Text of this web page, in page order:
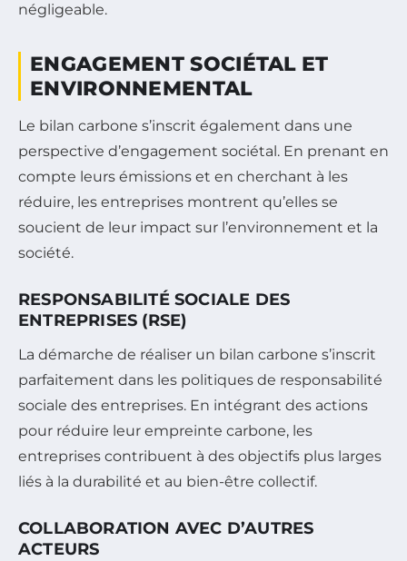
négligeable.
ENGAGEMENT SOCIÉTAL ET
ENVIRONNEMENTAL
Le bilan carbone s’inscrit également dans une
perspective d’engagement sociétal. En prenant en
compte leurs émissions et en cherchant à les
réduire, les entreprises montrent qu’elles se
soucient de leur impact sur l’environnement et la
société.
RESPONSABILITÉ SOCIALE DES
ENTREPRISES (RSE)
La démarche de réaliser un bilan carbone s’inscrit
parfaitement dans les politiques de responsabilité
sociale des entreprises. En intégrant des actions
pour réduire leur empreinte carbone, les
entreprises contribuent à des objectifs plus larges
liés à la durabilité et au bien-être collectif.
COLLABORATION AVEC D’AUTRES
ACTEURS